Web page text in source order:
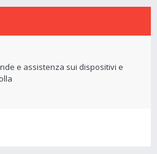
e assistenza sui dispositivi e